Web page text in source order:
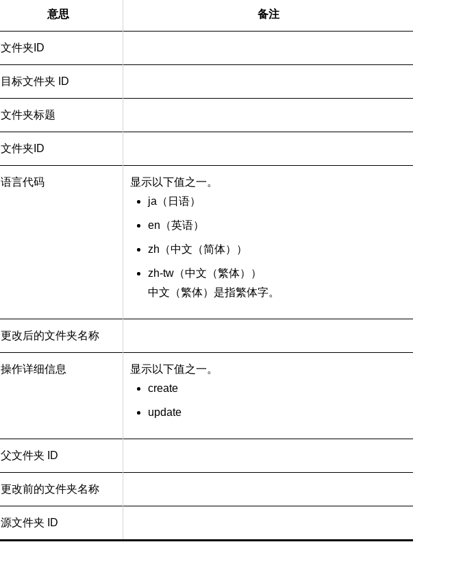
意思 备注
文件夹ID
目标文件夹 ID
文件夹标题
文件夹ID
语言代码
显示以下值之一。
ja（日语）
en（英语）
zh（中文（简体））
zh-tw（中文（繁体））
中文（繁体）是指繁体字。
更改后的文件夹名称
操作详细信息
显示以下值之一。
create
update
父文件夹 ID
更改前的文件夹名称
源文件夹 ID